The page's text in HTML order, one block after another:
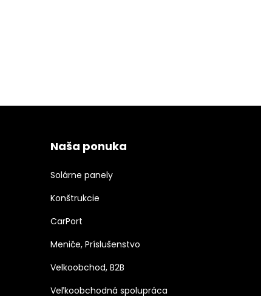
Naša ponuka
Solárne panely
Konštrukcie
CarPort
Meniče, Príslušenstvo
Velkoobchod, B2B
Veľkoobchodná spolupráca